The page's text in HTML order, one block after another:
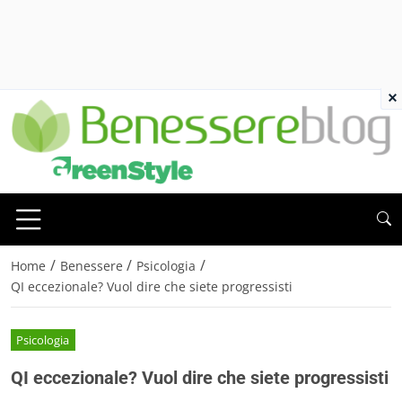
Home / Benessere / Psicologia /
QI eccezionale? Vuol dire che siete progressisti
Psicologia
QI eccezionale? Vuol dire che siete progressisti
×